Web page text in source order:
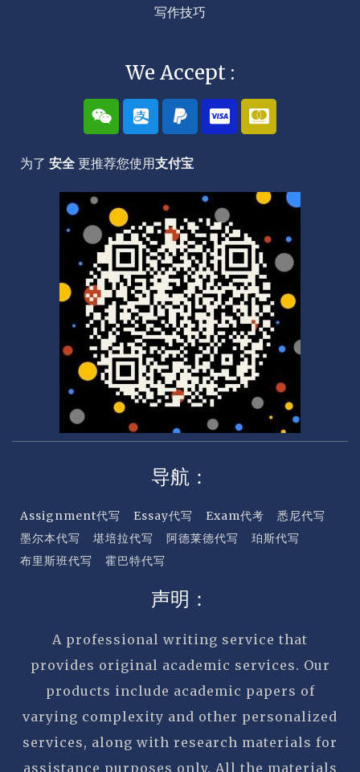
写作技巧
We Accept :
W
e
i
x
n
A
l
i
p
a
y
P
a
y
p
l
C
c
-
s
a
C
c
-
s
t
e
r
c
a
r
d
为了 安全 更推荐您使用支付宝
导航：
Assignment代写 Essay代写 Exam代考
悉尼代写
墨尔本代写
堪培拉代写 阿德莱德代写
珀斯代写
布里斯班代写
霍巴特代写
声明：
A professional writing service that
provides original academic services. Our
products include academic papers of
varying complexity and other personalized
services, along with research materials for
assistance purposes only. All the materials